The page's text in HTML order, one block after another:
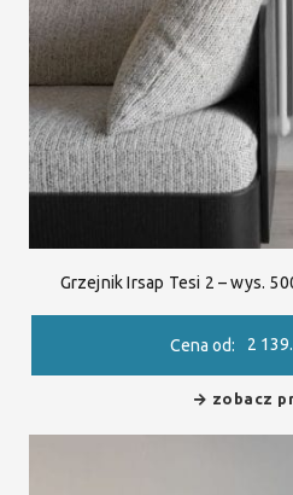
Grzejnik Irsap Tesi 2 – wys.
Cena od: 2
zobacz